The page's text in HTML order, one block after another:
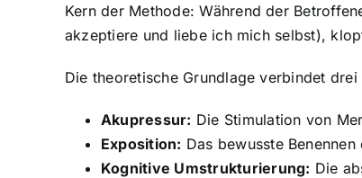
Kern der Methode: Während der
akzeptiere und liebe ich mich selbst),
Die theoretische Grundlage verbindet drei
Akupressur: Die Stimulation von
Exposition: Das bewusste
Kognitive Umstrukturierung: Die